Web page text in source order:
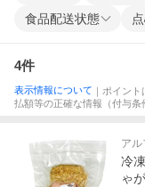
食品配送状態
4件
表示情報について ｜ポイン
払額等の正確な情報（付与
アル
冷
ゃ